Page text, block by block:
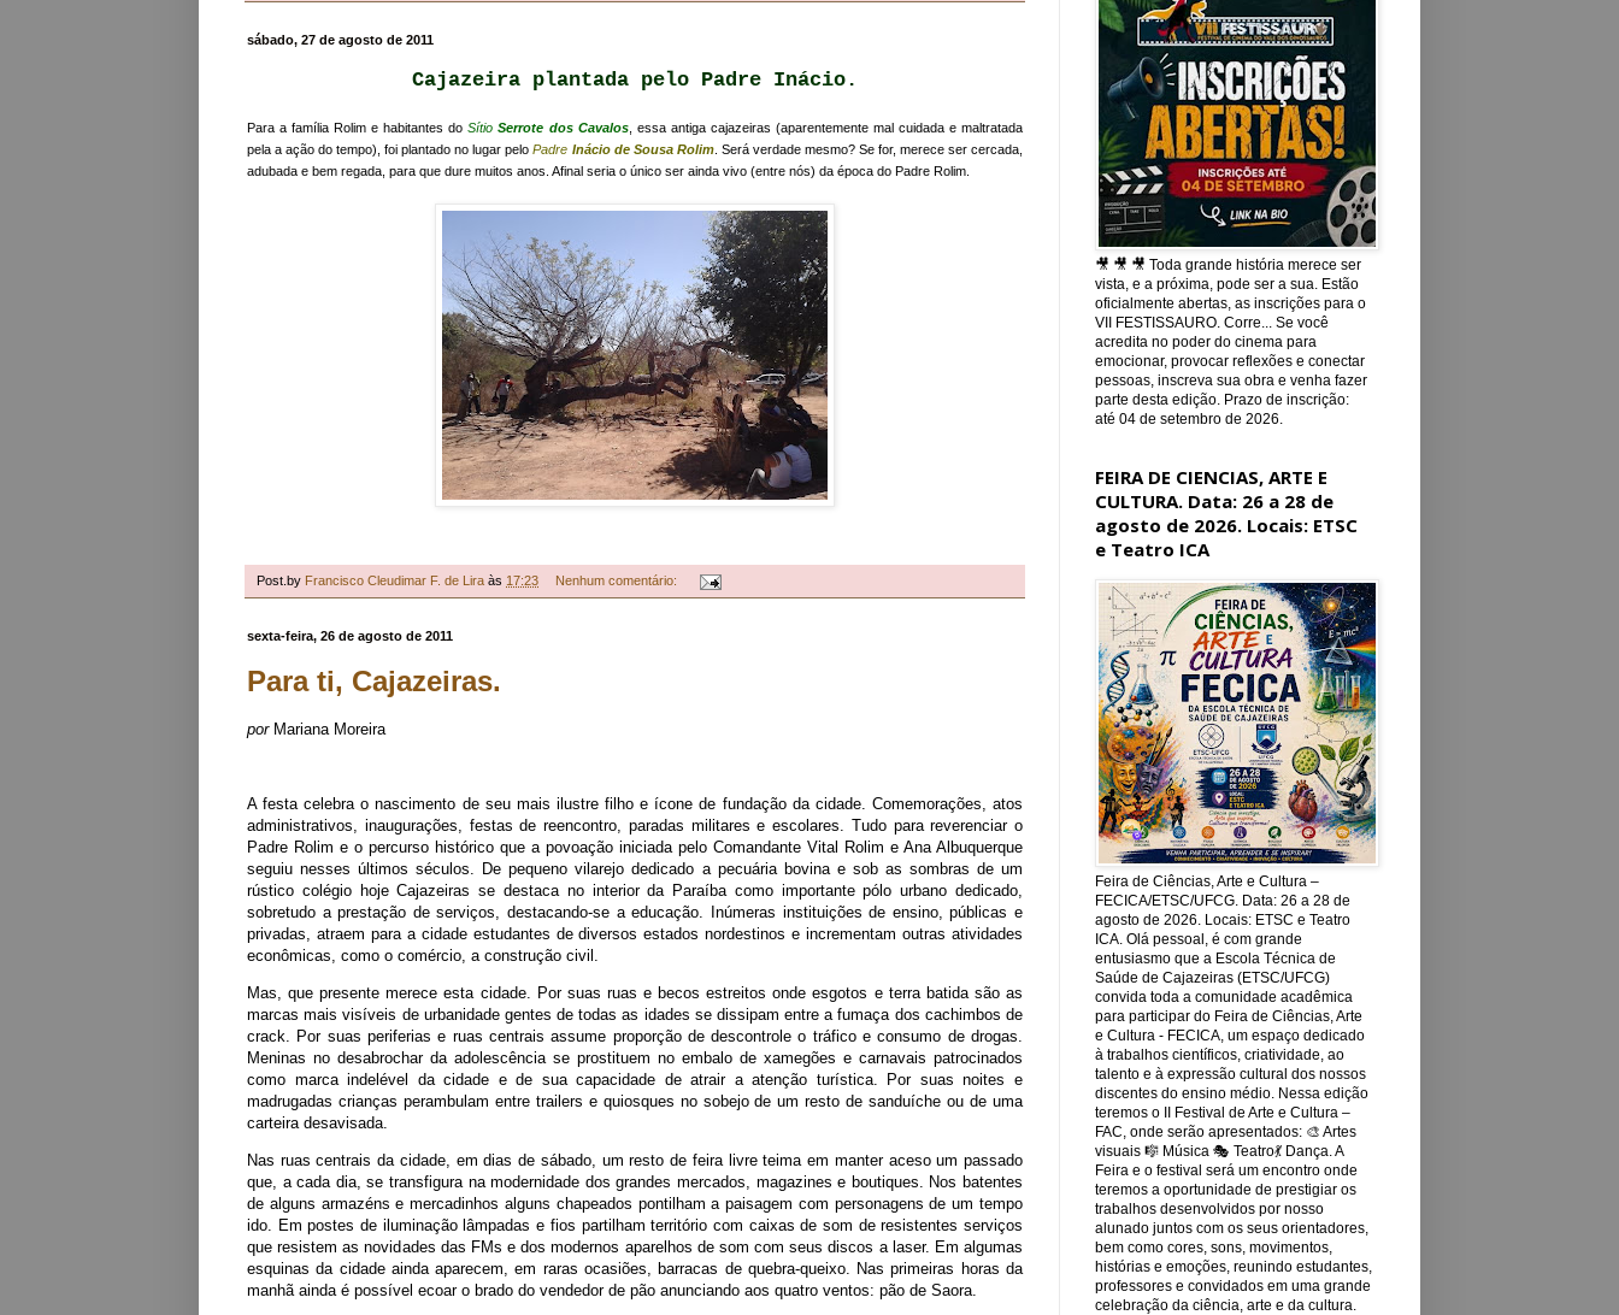
sábado, 27 de agosto de 2011
Cajazeira plantada pelo Padre Inácio.
Para a família Rolim e habitantes doSítioSerrote dos Cavalos, essa antiga cajazeiras (aparentemente mal cuidada e maltratada
pela a ação do tempo), foi plantado no lugar peloPadre Inácio de Sousa Rolim. Será verdade mesmo? Se for, merece ser cercada,
adubada e bem regada, para que dure muitos anos. Afinal seria o único ser ainda vivo (entre nós) da época do Padre Rolim.
Post.by Francisco Cleudimar F. de Lira às 17:23 Nenhum comentário:
sexta-feira, 26 de agosto de 2011
Para ti, Cajazeiras.
porMariana Moreira
A festa celebra o nascimento de seu mais ilustre filho e ícone de fundação da cidade. Comemorações, atos
administrativos, inaugurações, festas de reencontro, paradas militares e escolares. Tudo para reverenciar o
Padre Rolim e o percurso histórico que a povoação iniciada pelo Comandante Vital Rolim e Ana Albuquerque
seguiu nesses últimos séculos. De pequeno vilarejo dedicado a pecuária bovina e sob as sombras de um
rústico colégio hoje Cajazeiras se destaca no interior da Paraíba como importante pólo urbano dedicado,
sobretudo a prestação de serviços, destacando-se a educação. Inúmeras instituições de ensino, públicas e
privadas, atraem para a cidade estudantes de diversos estados nordestinos e incrementam outras atividades
econômicas, como o comércio, a construção civil.
Mas, que presente merece esta cidade. Por suas ruas e becos estreitos onde esgotos e terra batida são as
marcas mais visíveis de urbanidade gentes de todas as idades se dissipam entre a fumaça dos cachimbos de
crack. Por suas periferias e ruas centrais assume proporção de descontrole o tráfico e consumo de drogas.
Meninas no desabrochar da adolescência se prostituem no embalo de xamegões e carnavais patrocinados
como marca indelével da cidade e de sua capacidade de atrair a atenção turística. Por suas noites e
madrugadas crianças perambulam entre trailers e quiosques no sobejo de um resto de sanduíche ou de uma
carteira desavisada.
Nas ruas centrais da cidade, em dias de sábado, um resto de feira livre teima em manter aceso um passado
que, a cada dia, se transfigura na modernidade dos grandes mercados, magazines e boutiques. Nos batentes
de alguns armazéns e mercadinhos alguns chapeados pontilham a paisagem com personagens de um tempo
ido. Em postes de iluminação lâmpadas e fios partilham território com caixas de som de resistentes serviços
que resistem as novidades das FMs e dos modernos aparelhos de som com seus discos a laser. Em algumas
esquinas da cidade ainda aparecem, em raras ocasiões, barracas de quebra-queixo. Nas primeiras horas da
manhã ainda é possível ecoar o brado do vendedor de pão anunciando aos quatro ventos: pão de Saora.
🎥 🎥 🎥 Toda grande história merece ser
vista, e a próxima, pode ser a sua. Estão
oficialmente abertas, as inscrições para o
VII FESTISSAURO. Corre... Se você
acredita no poder do cinema para
emocionar, provocar reflexões e conectar
pessoas, inscreva sua obra e venha fazer
parte desta edição. Prazo de inscrição:
até 04 de setembro de 2026.
FEIRA DE CIENCIAS, ARTE E
CULTURA. Data: 26 a 28 de
agosto de 2026. Locais: ETSC
e Teatro ICA
Feira de Ciências, Arte e Cultura –
FECICA/ETSC/UFCG. Data: 26 a 28 de
agosto de 2026. Locais: ETSC e Teatro
ICA. Olá pessoal, é com grande
entusiasmo que a Escola Técnica de
Saúde de Cajazeiras (ETSC/UFCG)
convida toda a comunidade acadêmica
para participar do Feira de Ciências, Arte
e Cultura - FECICA, um espaço dedicado
à trabalhos científicos, criatividade, ao
talento e à expressão cultural dos nossos
discentes do ensino médio. Nessa edição
teremos o II Festival de Arte e Cultura –
FAC, onde serão apresentados: 🎨 Artes
visuais 🎼 Música 🎭 Teatro💃 Dança. A
Feira e o festival será um encontro onde
teremos a oportunidade de prestigiar os
trabalhos desenvolvidos por nosso
alunado juntos com os seus orientadores,
bem como cores, sons, movimentos,
histórias e emoções, reunindo estudantes,
professores e convidados em uma grande
celebração da ciência, arte e da cultura.